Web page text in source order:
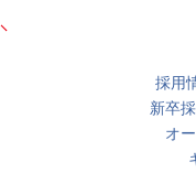
採用
新卒
オ